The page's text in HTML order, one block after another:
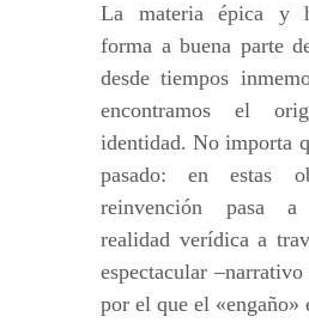
La materia épica y
forma a buena parte
desde tiempos
encontramos el
identidad. No importa
pasado: en estas
reinvención pasa
realidad verídica a
espectacular
por el que el «engaño»